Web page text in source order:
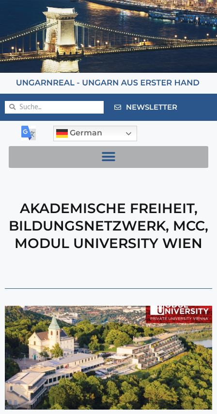
NEWSLETTER
German
AKADEMISCHE FREIHEIT,
BILDUNGSNETZWERK, MCC,
MODUL UNIVERSITY WIEN